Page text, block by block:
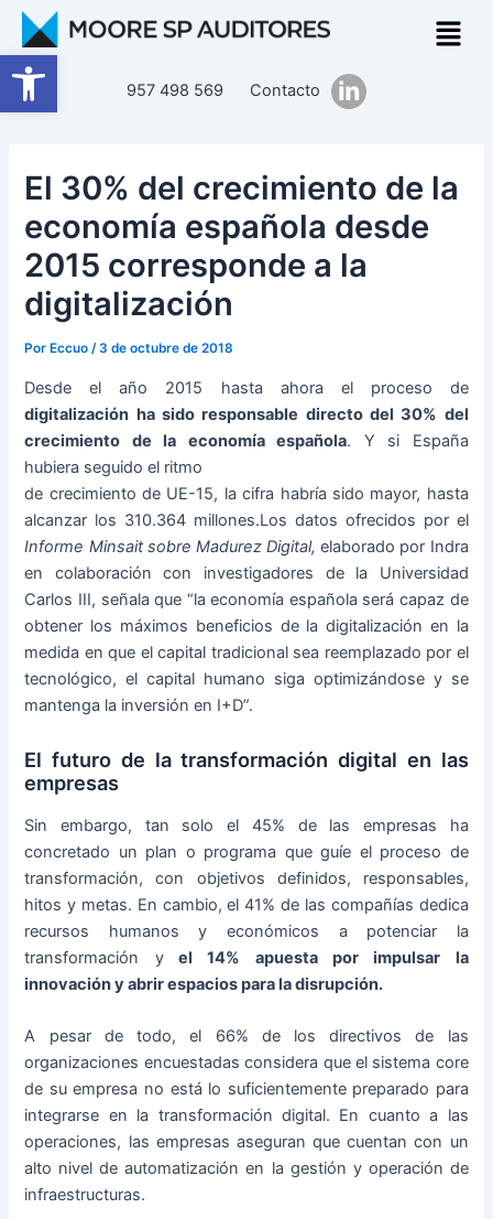
Abrir barra de herramientas
contenido
957 498 569
Contacto
El 30% del crecimiento de la
economía española desde
2015 corresponde a la
digitalización
Por Eccuo/3 de octubre de 2018
Desde el año 2015 hasta ahora el proceso de
digitalización ha sido responsable directo del 30% del
crecimiento de la economía española. Y si España
hubiera seguido el ritmo
de crecimiento de UE-15, la cifra habría sido mayor, hasta
alcanzar los 310.364 millones.Los datos ofrecidos por el
Informe Minsait sobre Madurez Digital,elaborado por Indra
en colaboración con investigadores de la Universidad
Carlos III, señala que “la economía española será capaz de
obtener los máximos beneficios de la digitalización en la
medida en que el capital tradicional sea reemplazado por el
tecnológico, el capital humano siga optimizándose y se
mantenga la inversión en I+D”.
El futuro de la transformación digital en las
empresas
Sin embargo, tan solo el 45% de las empresas ha
concretado un plan o programa que guíe el proceso de
transformación, con objetivos definidos, responsables,
hitos y metas. En cambio, el 41% de las compañías dedica
recursos humanos y económicos a potenciar la
transformación yel 14% apuesta por impulsar la
innovación y abrir espacios para la disrupción.
A pesar de todo, el 66% de los directivos de las
organizaciones encuestadas considera que el sistema core
de su empresa no está lo suficientemente preparado para
integrarse en la transformación digital. En cuanto a las
operaciones, las empresas aseguran que cuentan con un
alto nivel de automatización en la gestión y operación de
infraestructuras.
Navegación
de
entradas